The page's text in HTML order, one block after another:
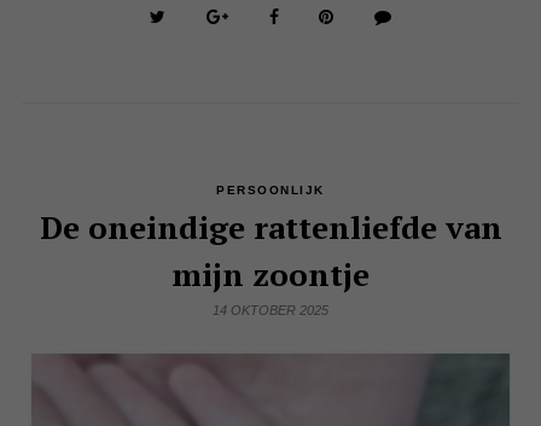
PERSOONLIJK
De oneindige rattenliefde van
mijn zoontje
14 OKTOBER 2025